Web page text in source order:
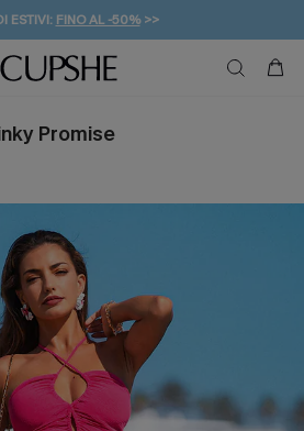
ESTIVI: FINO AL -50%>>
GRATUITA DA 49€
I NUOVI: 20% DI SCONTO*
Promise